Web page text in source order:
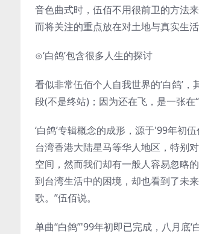
音色曲式时，伍佰不用很前卫的方法
而将关注的重点放在对土地与真实生
⊙‘白鸽’包含很多人生的探讨
看似非常伍佰个人自我世界的‘白鸽’
段(不是终站)；因为还在飞，是一张在“
‘白鸽’专辑概念的成形，源于'99年初
台湾香港大陆星马等华人地区，特别
空间，然而我们却有一般人容易忽略
到台湾生活中的困境，却也看到了未
歌。”伍佰说。
单曲“白鸽”'99年初即已完成，八月底